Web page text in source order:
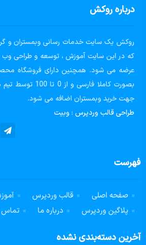
درباره روکش
روکش یک سایت خدمات رسانی وبمستران و
که در این سایت آموزش ، توسعه و طراحی وب
عرضه می شود. همچنین دارای فروشگاه
بصورت کاملا فارسی
جهت خرید وبمستران اضافه می شود.
طراحی قالب وردپرس :وبیت
فهرست
صفحه اصلی قالب وردپرس
پلاگین وردپرس
درباره ما تماس
آخرین دسته‌بندی نشده